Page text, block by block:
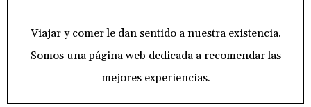
Viajar y comer le dan sentido a nuestra existencia.
Somos una página web dedicada a recomendar las
mejores experiencias.